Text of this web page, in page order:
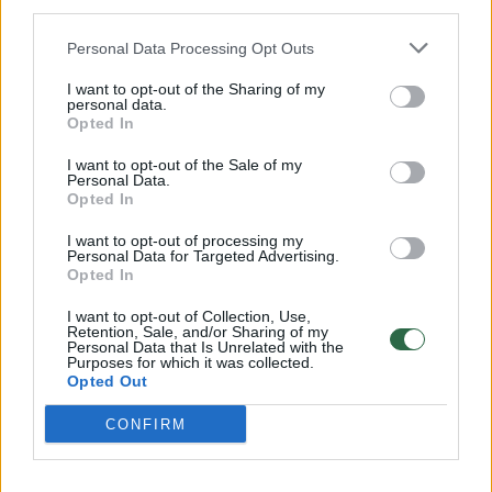
Personal Data Processing Opt Outs
I want to opt-out of the Sharing of my
personal data.
Opted In
I want to opt-out of the Sale of my
Personal Data.
Opted In
I want to opt-out of processing my
Personal Data for Targeted Advertising.
Opted In
I want to opt-out of Collection, Use,
Retention, Sale, and/or Sharing of my
Personal Data that Is Unrelated with the
Purposes for which it was collected.
Opted Out
CONFIRM
policijos pastatą: bus vienas moderniausių
šalyje
Būstas